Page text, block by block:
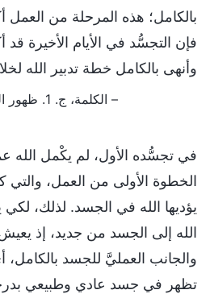
بالكامل؛ هذه المرحلة من العمل
فإن التجسُّد في الأيام الأخيرة
وأنهى بالكامل خطة تدبير الله
– الكلمة، ج. 1. ظهور الله وعمله. سر التجسُّد (4)
في تجسُّده الأول، لم يكْمل الله
الخطوة الأولى من العمل،
يؤديها الله في الجسد. لذلك،
الله إلى الجسد من جديد، إذ يعيش
والجانب العمليَّ للجسد بالكامل،
تظهر في جسد عادي وطبيعي